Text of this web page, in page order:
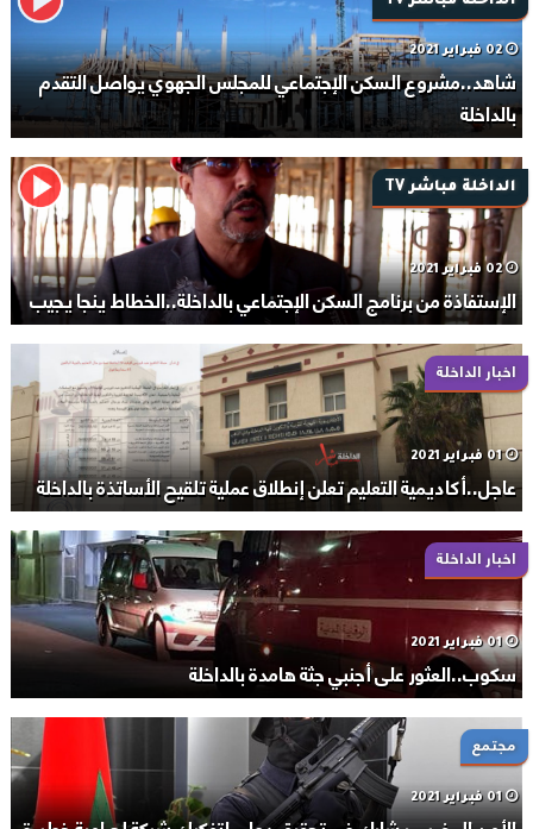
02 فبراير 2021
شاهد..مشروع السكن الإجتماعي للمجلس الجهوي يواصل التقدم
بالداخلة
الداخلة مباشر TV
02 فبراير 2021
الإستفاذة من برنامج السكن الإجتماعي بالداخلة..الخطاط ينجا يجيب
اخبار الداخلة
01 فبراير 2021
عاجل..أكاديمية التعليم تعلن إنطلاق عملية تلقيح الأساتذة بالداخلة
اخبار الداخلة
01 فبراير 2021
سكوب..العثور على أجنبي جثة هامدة بالداخلة
مجتمع
01 فبراير 2021